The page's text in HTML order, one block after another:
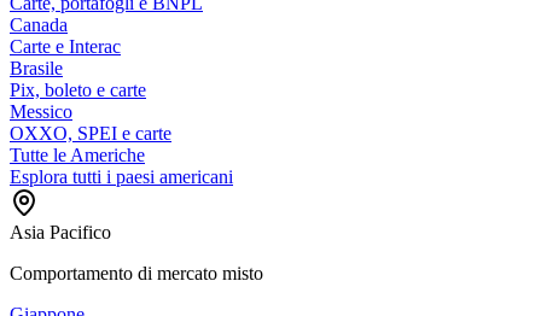
Canada
Carte e Interac
Brasile
Pix, boleto e carte
Messico
OXXO, SPEI e carte
Tutte le Americhe
Esplora tutti i paesi americani
Asia Pacifico
Comportamento di mercato misto